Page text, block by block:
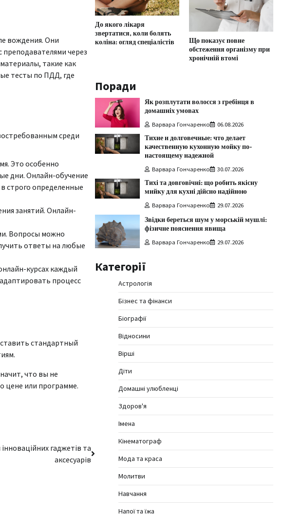
вождения. Они
через
такие как
тесты по ПДД, где
среди
Это особенно
дни. Онлайн-обучение
строго определенные
занятий. Онлайн-
Вопросы можно
ответы на любые
курсах каждый
процесс
стандартный
что вы не
цене или программе.
гаджетів та
аксесуарів
До якого лікаря
звертатися, коли болять
коліна: огляд спеціалістів
Що показує повне
обстеження організму при
хронічній втомі
Поради
Як розплутати волосся з гребінця в
домашніх умовах
Варвара Гончаренко 06.08.2026
Тихие и долговечные: что делает
качественную кухонную мойку по-
настоящему надежной
Варвара Гончаренко 30.07.2026
Тихі та довговічні: що робить якісну
мийку для кухні дійсно надійною
Варвара Гончаренко 29.07.2026
Звідки береться шум у морській мушлі:
фізичне пояснення явища
Варвара Гончаренко 29.07.2026
Категорії
Астрологія
Бізнес та фінанси
Біографії
Відносини
Вірші
Діти
Домашні улюбленці
Здоров'я
Імена
Кінематограф
Мода та краса
Молитви
Навчання
Напої та їжа